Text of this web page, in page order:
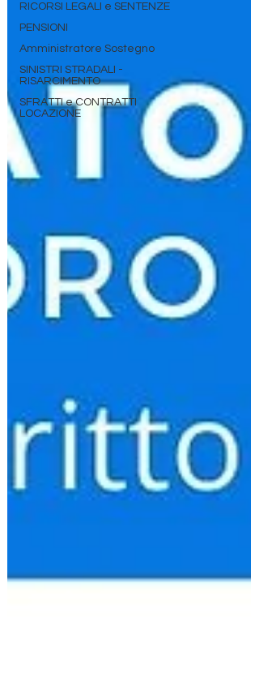
RICORSI LEGALI e SENTENZE
PENSIONI
Amministratore Sostegno
SINISTRI STRADALI -
RISARCIMENTO
SFRATTI e CONTRATTI
LOCAZIONE